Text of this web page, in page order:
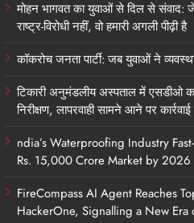
मोहन भागवत का युवाओं से दिल से संवाद:
राष्ट्र-विरोधी नहीं, वो हमारी अगली पीढ़ी है
कॉकरोच जनता पार्टी: जब युवाओं ने
टिकारी अनुमंडलीय अस्पताल में एसडीओ
निरीक्षण, लापरवाही सामने आने पर
ndia’s Waterproofing Industry
Rs. 15,000 Crore Market by 2026
FireCompass AI Agent Reaches
HackerOne, Signalling a New Era